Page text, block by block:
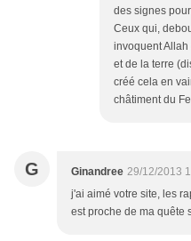
des signes
Ceux qui,
invoquent
et de la terre
créé cela en
châtiment du
G Ginandree 29/12/2013
j'ai aimé votre site, les
est proche de ma quête